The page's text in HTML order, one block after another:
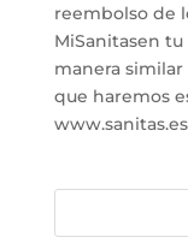
reembolso de
MiSanitasen
manera
que haremos